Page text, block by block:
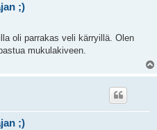
;)
oli parrakas veli kärryillä. Olen
mukulakiveen.
;)